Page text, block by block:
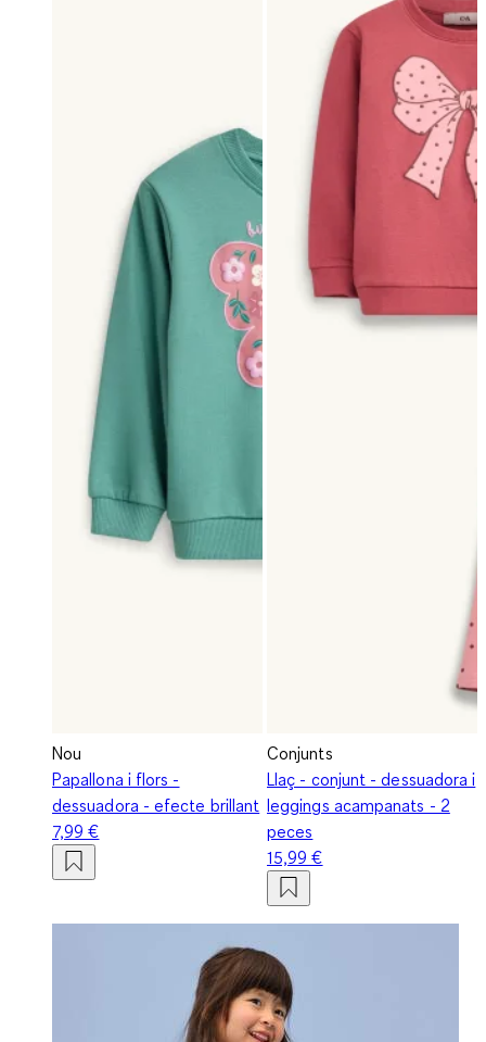
Nou
Papallona i flors -
dessuadora - efecte brillant
7,99 €
Conjunts
Llaç - conjunt - dessuadora i
leggings acampanats - 2
peces
15,99 €